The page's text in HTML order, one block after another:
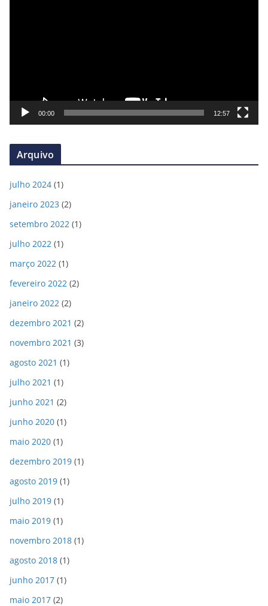
v
o
00:00 12:57
Arquivo
julho 2024 (1)
janeiro 2023 (2)
setembro 2022 (1)
julho 2022 (1)
março 2022 (1)
fevereiro 2022 (2)
janeiro 2022 (2)
dezembro 2021 (2)
novembro 2021 (3)
agosto 2021 (1)
julho 2021 (1)
junho 2021 (2)
junho 2020 (1)
maio 2020 (1)
dezembro 2019 (1)
agosto 2019 (1)
julho 2019 (1)
maio 2019 (1)
novembro 2018 (1)
agosto 2018 (1)
junho 2017 (1)
maio 2017 (2)